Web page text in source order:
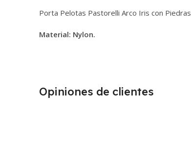
Porta Pelotas Pastorelli Arco Iris con Piedras
Material: Nylon.
Opiniones de clientes